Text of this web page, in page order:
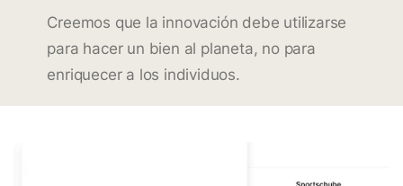
Creemos que la innovación debe utilizarse
para hacer un bien al planeta, no para
enriquecer a los individuos.